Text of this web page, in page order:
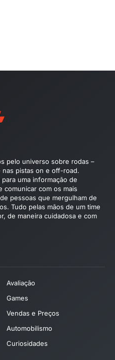
pelo universo sobre rodas –
nas pistas on e off-road.
uma informação de
comunicar com os mais
pessoas que mergulham de
Tudo pelas mãos de um time
de maneira cuidadosa e com
Avaliação
Games
Vendas e Preços
Automobilismo
Curiosidades